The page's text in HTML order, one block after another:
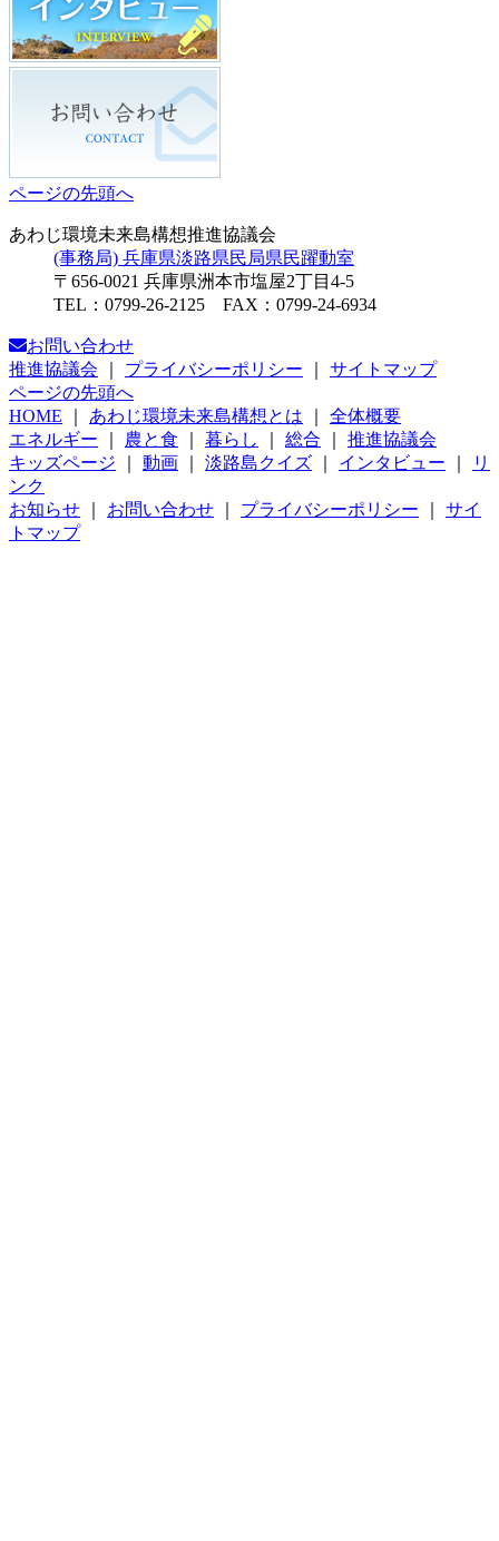
ページの先頭へ
あわじ環境未来島構想推進協議会
(事務局) 兵庫県淡路県民局県民躍動室
〒656-0021 兵庫県洲本市塩屋2丁目4-5
TEL：0799-26-2125 FAX：0799-24-6934
お問い合わせ
推進協議会
プライバシーポリシー
サイトマップ
ページの先頭へ
HOME
あわじ環境未来島構想とは
全体概要
エネルギー
農と食 暮らし 総合
推進協議会
キッズページ
動画 淡路島クイズ インタビュー
リ
ンク
お知らせ
お問い合わせ プライバシーポリシー
サイ
トマップ